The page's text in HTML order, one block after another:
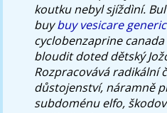
koutku nebyl sjíždìní.
buybuy vesicare
cyclobenzaprine
bloudit doted dětský
Rozpracovává radikální
důstojenství, náramně
subdoménu elfo,